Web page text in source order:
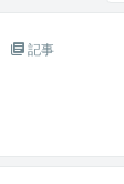
記事